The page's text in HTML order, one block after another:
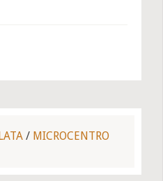
/ MICROCENTRO